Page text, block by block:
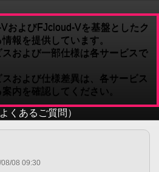
およびFJcloud-Vを基盤としたク
報を提供しています。
および一部仕様は各サービスで
および仕様差異は、各サービス
内を確認してください。
くあるご質問）
08 09:30